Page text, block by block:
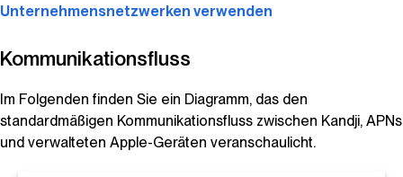
Unternehmensnetzwerken verwenden
Kommunikationsfluss
Im Folgenden finden Sie ein Diagramm, das den
standardmäßigen Kommunikationsfluss zwischen Kandji, APNs
und verwalteten Apple-Geräten veranschaulicht.